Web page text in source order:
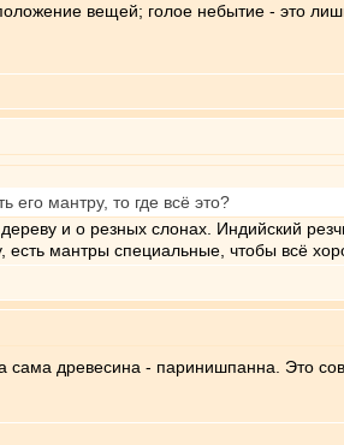
вещей; голое небытие - это
его мантру, то где всё это?
и о резных слонах. Индийский
мантры специальные, чтобы всё
сама древесина - паринишпанна. Это